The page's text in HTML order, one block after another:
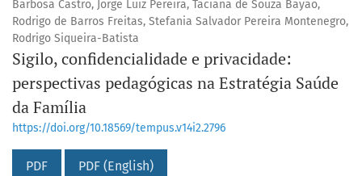
Barbosa Castro, Jorge Luiz Pereira, Taciana de Souza Bayão,
Rodrigo de Barros Freitas, Stefania Salvador Pereira Montenegro,
Rodrigo Siqueira-Batista
Sigilo, confidencialidade e privacidade:
perspectivas pedagógicas na Estratégia Saúde
da Família
https://doi.org/10.18569/tempus.v14i2.2796
PDF PDF (English)